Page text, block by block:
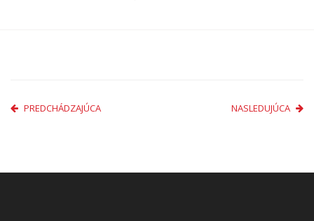
PREDCHÁDZAJÚCA NASLEDUJÚCA